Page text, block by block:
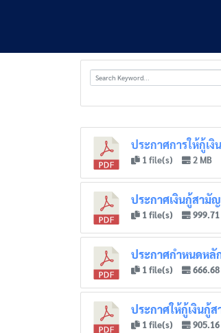
ประกาศการให้กู้เ
1 file(s) 2 MB
ประกาศเงินกู้สามั
1 file(s) 999.71
ประกาศกำหนดหลั
1 file(s) 666.68
ประกาศให้กู้เงินกู้
1 file(s) 905.16